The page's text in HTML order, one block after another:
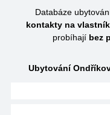
Databáze
kontakty na
probíhají bez
Ubytování